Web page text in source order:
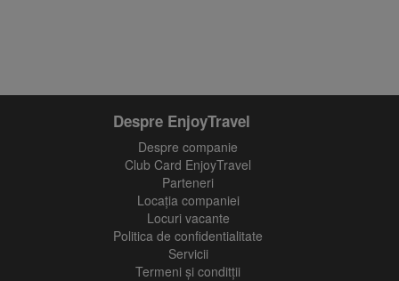
Despre EnjoyTravel
Despre companie
Club Card EnjoyTravel
Parteneri
Locaţia companiei
Locuri vacante
Politica de confidentialitate
Servicii
Termeni și conditții